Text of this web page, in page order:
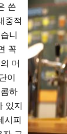
쓴
중적
니
꼭
머
이
하
있지
시피